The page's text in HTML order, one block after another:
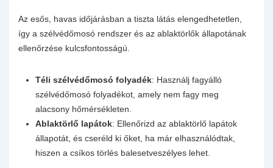
Az esős, havas időjárásban a tiszta látás elengedhetetlen,
így a szélvédőmosó rendszer és az ablaktörlők állapotának
ellenőrzése kulcsfontosságú.
Téli szélvédőmosó folyadék: Használj fagyálló
szélvédőmosó folyadékot, amely nem fagy meg
alacsony hőmérsékleten.
Ablaktörlő lapátok: Ellenőrizd az ablaktörlő lapátok
állapotát, és cseréld ki őket, ha már elhasználódtak,
hiszen a csíkos törlés balesetveszélyes lehet.